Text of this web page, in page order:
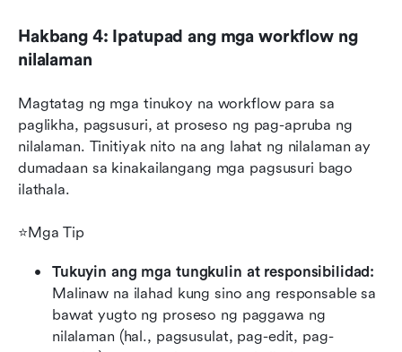
Hakbang 4: Ipatupad ang mga workflow ng
nilalaman
Magtatag ng mga tinukoy na workflow para sa
paglikha, pagsusuri, at proseso ng pag-apruba ng
nilalaman. Tinitiyak nito na ang lahat ng nilalaman ay
dumadaan sa kinakailangang mga pagsusuri bago
ilathala.
⭐Mga Tip
Tukuyin ang mga tungkulin at responsibilidad:
Malinaw na ilahad kung sino ang responsable sa
bawat yugto ng proseso ng paggawa ng
nilalaman (hal., pagsusulat, pag-edit, pag-